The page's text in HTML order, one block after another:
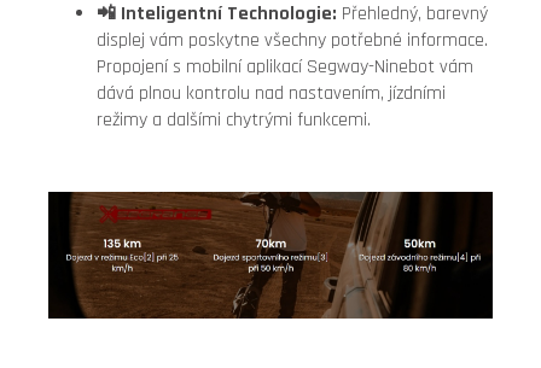
📲 Inteligentní Technologie: Přehledný, barevný
displej vám poskytne všechny potřebné informace.
Propojení s mobilní aplikací Segway-Ninebot vám
dává plnou kontrolu nad nastavením, jízdními
režimy a dalšími chytrými funkcemi.